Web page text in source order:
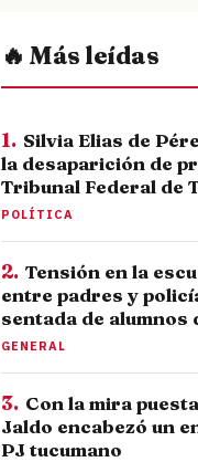
🔥 Más leídas
1. Silvia Elias de
la desaparición de
Tribunal Federal de
POLÍTICA
2. Tensión en la
entre padres y
sentada de alumnos
GENERAL
3. Con la mira
Jaldo encabezó un
PJ tucumano